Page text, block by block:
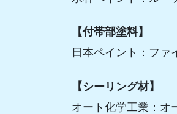
【付帯部塗料】
日本ペイント：ファ
【シーリング材】
オート化学工業：オ